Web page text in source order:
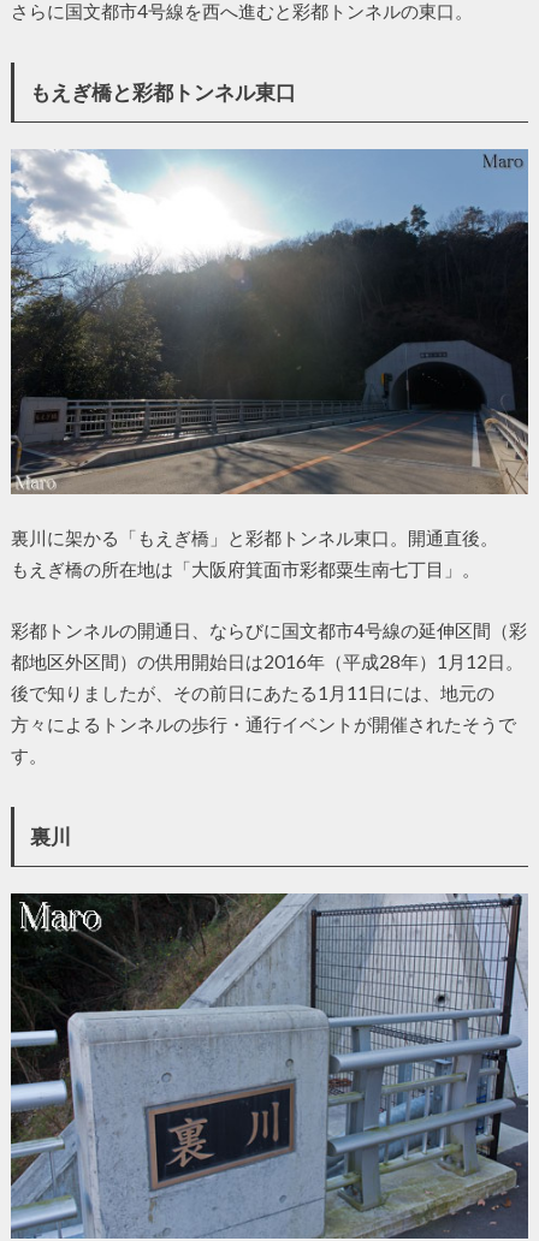
さらに国文都市4号線を西へ進むと彩都トンネルの東口。
もえぎ橋と彩都トンネル東口
裏川に架かる「もえぎ橋」と彩都トンネル東口。開通直後。
もえぎ橋の所在地は「大阪府箕面市彩都粟生南七丁目」。
彩都トンネルの開通日、ならびに国文都市4号線の延伸区間（彩
都地区外区間）の供用開始日は2016年（平成28年）1月12日。
後で知りましたが、その前日にあたる1月11日には、地元の
方々によるトンネルの歩行・通行イベントが開催されたそうで
す。
裏川